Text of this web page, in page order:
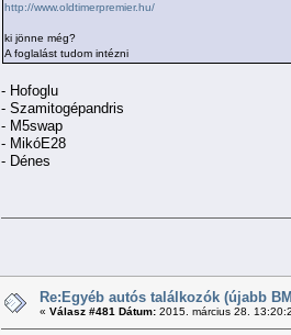
http://www.oldtimerpremier.hu/
ki jönne még?
A foglalást tudom intézni
- Hofoglu
- Szamitogépandris
- M5swap
- MikóE28
- Dénes
Re:Egyéb autós találkozók (újabb
« Válasz #481 Dátum: 2015. március 28.